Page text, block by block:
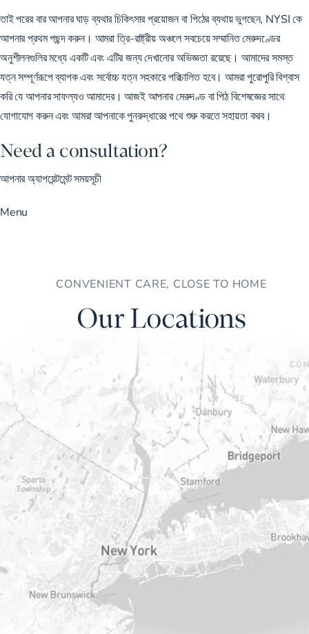
তাই পরের বার আপনার ঘাড় ব্যথার চিকিৎসার প্রয়োজন বা পিঠের ব্যথায় ভুগছেন, NYSI কে
আপনার প্রথম পছন্দ করুন। আমরা ত্রি-রাষ্ট্রীয় অঞ্চলে সবচেয়ে সম্মানিত মেরুদণ্ডের
অনুশীলনগুলির মধ্যে একটি এবং এটির জন্য দেখানোর অভিজ্ঞতা রয়েছে। আমাদের সমস্ত
যত্ন সম্পূর্ণরূপে ব্যাপক এবং সর্বোচ্চ যত্ন সহকারে পরিচালিত হবে। আমরা পুরোপুরি বিশ্বাস
করি যে আপনার সাফল্যও আমাদের। আজই আপনার মেরুদণ্ড বা পিঠ বিশেষজ্ঞের সাথে
যোগাযোগ করুন এবং আমরা আপনাকে পুনরুদ্ধারের পথে শুরু করতে সহায়তা করব।
Need a consultation?
আপনার অ্যাপয়েন্টমেন্ট সময়সূচী
Menu
CONVENIENT CARE, CLOSE TO HOME
Our Locations